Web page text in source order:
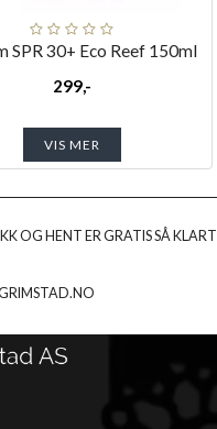
SPR 30+ Eco Reef 150ml
299,-
VIS MER
OG HENT ER GRATIS SÅ KLART